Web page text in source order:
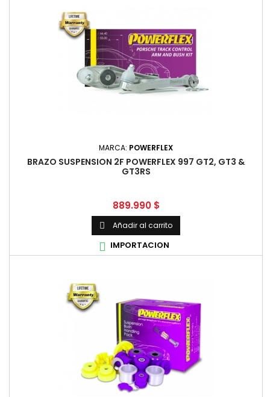
MARCA: POWERFLEX
BRAZO SUSPENSION 2F POWERFLEX 997 GT2, GT3 &
GT3RS
Precio
889.990 $
 Añadir al carrito
 IMPORTACION